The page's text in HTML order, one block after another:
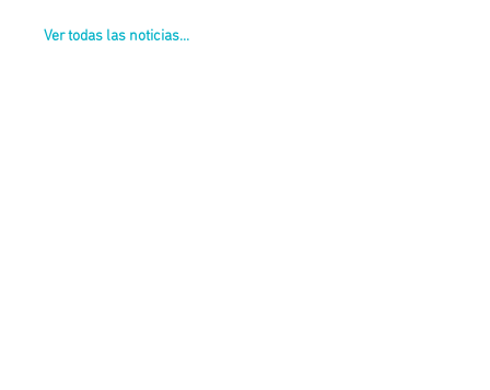
Ver todas las noticias...